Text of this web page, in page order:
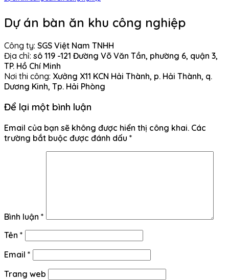
Dự án bàn ăn khu công nghiệp
Công ty: SGS Việt Nam TNHH
Địa chỉ: sô 119 -121 Đường Võ Văn Tần, phường 6, quận 3,
TP. Hồ Chí Minh
Nơi thi công: Xưởng X11 KCN Hải Thành, p. Hải Thành, q.
Dương Kinh, Tp. Hải Phòng
Để lại một bình luận
Email của bạn sẽ không được hiển thị công khai. Các
trường bắt buộc được đánh dấu *
Bình luận *
Tên *
Email *
Trang web